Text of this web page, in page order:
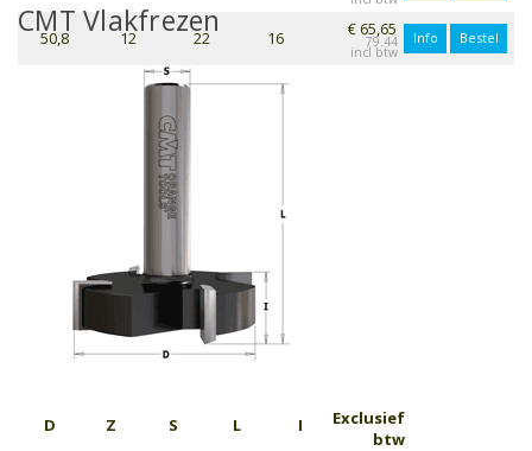
50,8 12 22 16 € 65,65
79.44 Info Bestel
CMT Vlakfrezen
D Z S L I
Exclusief
btw